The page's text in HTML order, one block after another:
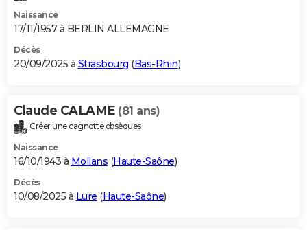
Naissance
17/11/1957 à BERLIN ALLEMAGNE
Décès
20/09/2025 à Strasbourg (Bas-Rhin)
Claude CALAME (81 ans)
Créer une cagnotte obsèques
Naissance
16/10/1943 à Mollans (Haute-Saône)
Décès
10/08/2025 à Lure (Haute-Saône)